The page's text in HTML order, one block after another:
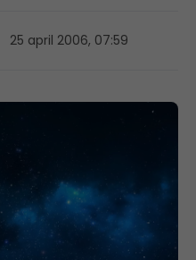
25 april 2006, 07:59